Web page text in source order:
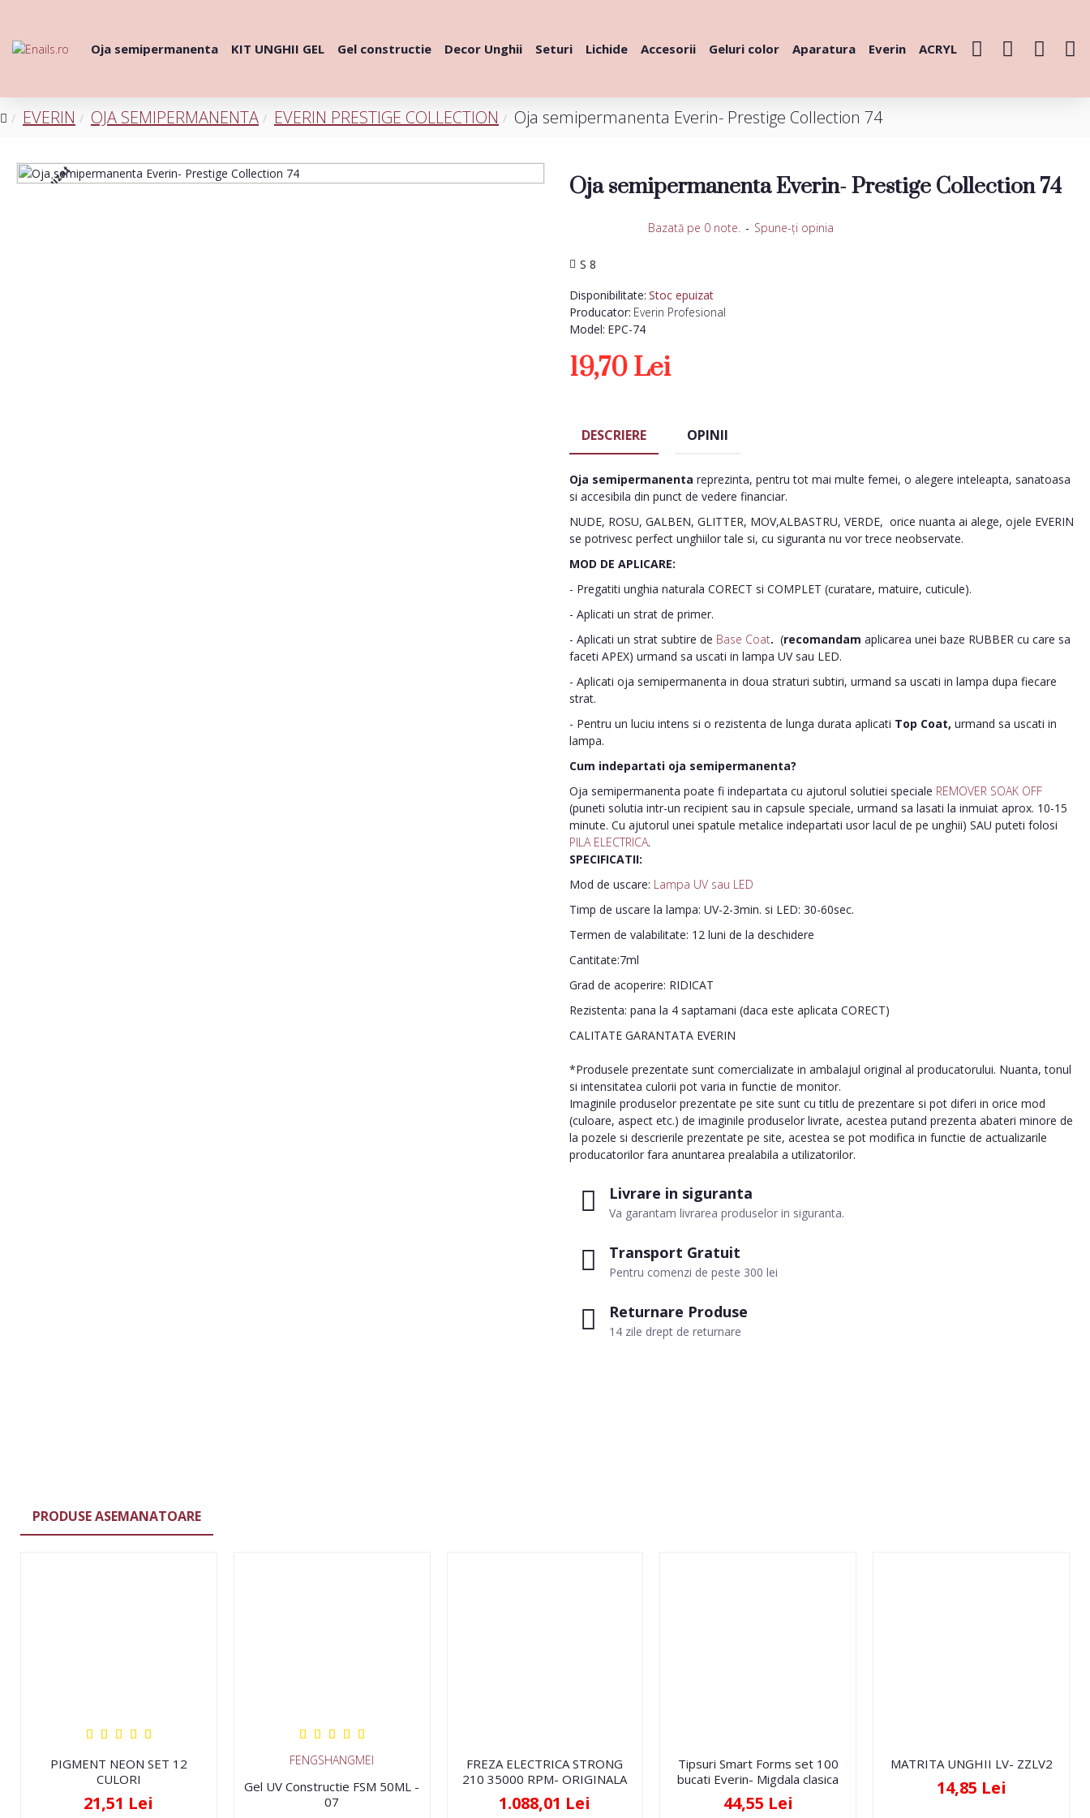
Oja semipermanenta KIT UNGHII GEL Gel constructie Decor Unghii Seturi Lichide Accesorii Geluri color Aparatura Everin ACRYL
EVERIN OJA SEMIPERMANENTA EVERIN PRESTIGE COLLECTION Oja semipermanenta Everin- Prestige Collection 74
Stoc epuizat Oja semipermanenta Everin- Prestige Collection 74
Disponibilitate: Stoc epuizat
Producator: Everin Profesional
Model: EPC-74
S 8
Bazată pe 0 note. - Spune-ţi opinia
19,70 Lei
Livrare in siguranta
Va garantam livrarea produselor in siguranta.
Transport Gratuit
Pentru comenzi de peste 300 lei
Returnare Produse
14 zile drept de returnare
DESCRIERE OPINII
Oja semipermanenta reprezinta, pentru tot mai multe femei, o alegere inteleapta, sanatoasa
si accesibila din punct de vedere financiar.
NUDE, ROSU, GALBEN, GLITTER, MOV,ALBASTRU, VERDE, orice nuanta ai alege, ojele EVERIN
se potrivesc perfect unghiilor tale si, cu siguranta nu vor trece neobservate.
MOD DE APLICARE:
- Pregatiti unghia naturala CORECT si COMPLET (curatare, matuire, cuticule).
- Aplicati un strat de primer.
- Aplicati un strat subtire de Base Coat. (recomandam aplicarea unei baze RUBBER cu care sa
faceti APEX) urmand sa uscati in lampa UV sau LED.
- Aplicati oja semipermanenta in doua straturi subtiri, urmand sa uscati in lampa dupa fiecare
strat.
- Pentru un luciu intens si o rezistenta de lunga durata aplicati Top Coat, urmand sa uscati in
lampa.
Cum indepartati oja semipermanenta?
Oja semipermanenta poate fi indepartata cu ajutorul solutiei speciale REMOVER SOAK OFF
(puneti solutia intr-un recipient sau in capsule speciale, urmand sa lasati la inmuiat aprox. 10-15
minute. Cu ajutorul unei spatule metalice indepartati usor lacul de pe unghii) SAU puteti folosi
PILA ELECTRICA.
SPECIFICATII:
Mod de uscare: Lampa UV sau LED
Timp de uscare la lampa: UV-2-3min. si LED: 30-60sec.
Termen de valabilitate: 12 luni de la deschidere
Cantitate:7ml
Grad de acoperire: RIDICAT
Rezistenta: pana la 4 saptamani (daca este aplicata CORECT)
CALITATE GARANTATA EVERIN
*Produsele prezentate sunt comercializate in ambalajul original al producatorului. Nuanta, tonul
si intensitatea culorii pot varia in functie de monitor.
Imaginile produselor prezentate pe site sunt cu titlu de prezentare si pot diferi in orice mod
(culoare, aspect etc.) de imaginile produselor livrate, acestea putand prezenta abateri minore de
la pozele si descrierile prezentate pe site, acestea se pot modifica in functie de actualizarile
producatorilor fara anuntarea prealabila a utilizatorilor.
PRODUSE ASEMANATOARE
PIGMENT NEON SET 12
CULORI
21,51 Lei
FENGSHANGMEI
Gel UV Constructie FSM 50ML -
07
FREZA ELECTRICA STRONG
210 35000 RPM- ORIGINALA
1.088,01 Lei
Tipsuri Smart Forms set 100
bucati Everin- Migdala clasica
44,55 Lei
MATRITA UNGHII LV- ZZLV2
14,85 Lei